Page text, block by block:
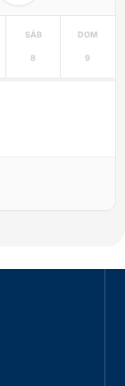
SÁB
8
DOM
9